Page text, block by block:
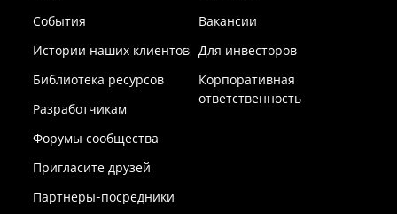
События
Истории наших клиентов
Библиотека ресурсов
Разработчикам
Форумы сообщества
Пригласите друзей
Партнеры-посредники
Вакансии
Для инвесторов
Корпоративная
ответственность